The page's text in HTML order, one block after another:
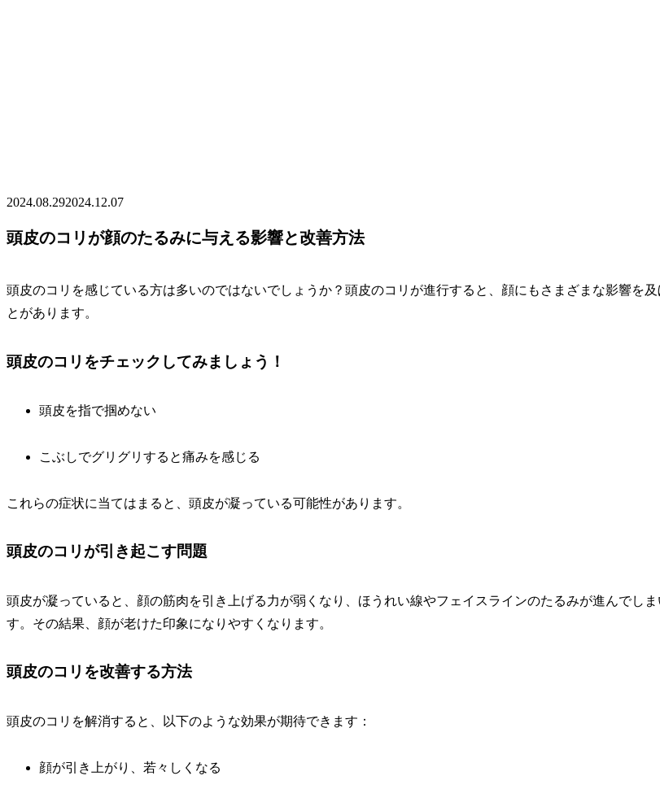
2024.08.292024.12.07
頭皮のコリが顔のたるみに与える影響と改善方法
頭皮のコリを感じている方は多いのではないでしょうか？頭皮のコリが進行すると、顔にもさまざまな影響を及
とがあります。
頭皮のコリをチェックしてみましょう！
頭皮を指で掴めない
こぶしでグリグリすると痛みを感じる
これらの症状に当てはまると、頭皮が凝っている可能性があります。
頭皮のコリが引き起こす問題
頭皮が凝っていると、顔の筋肉を引き上げる力が弱くなり、ほうれい線やフェイスラインのたるみが進んでしま
す。その結果、顔が老けた印象になりやすくなります。
頭皮のコリを改善する方法
頭皮のコリを解消すると、以下のような効果が期待できます：
顔が引き上がり、若々しくなる